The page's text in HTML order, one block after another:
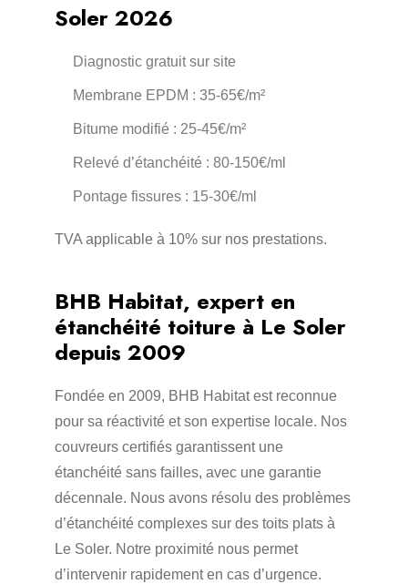
Soler 2026
Diagnostic gratuit sur site
Membrane EPDM : 35-65€/m²
Bitume modifié : 25-45€/m²
Relevé d’étanchéité : 80-150€/ml
Pontage fissures : 15-30€/ml
TVA applicable à 10% sur nos prestations.
BHB Habitat, expert en
étanchéité toiture à Le Soler
depuis 2009
Fondée en 2009, BHB Habitat est reconnue
pour sa réactivité et son expertise locale. Nos
couvreurs certifiés garantissent une
étanchéité sans failles, avec une garantie
décennale. Nous avons résolu des problèmes
d’étanchéité complexes sur des toits plats à
Le Soler. Notre proximité nous permet
d’intervenir rapidement en cas d’urgence.